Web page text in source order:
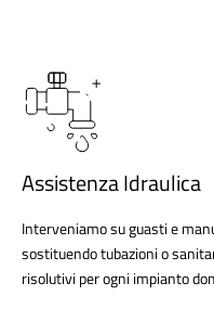
Assistenza Idraulica
Interveniamo su guasti e
sostituendo tubazioni o
risolutivi per ogni impianto